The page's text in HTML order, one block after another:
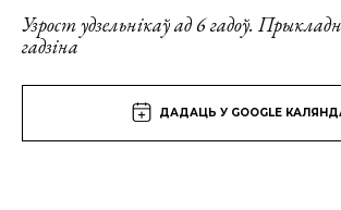
Узрост удзельнікаў ад 6 гадоў.
гадзіна
ДАДАЦЬ У GOOGLE